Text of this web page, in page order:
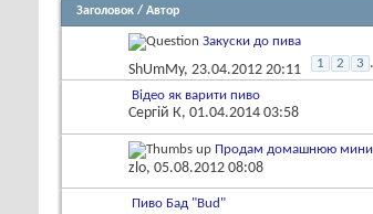
Заголовок / Автор
Закуски до пива
ShUmMy, 23.04.2012 20:11 1 2 3
Відео як варити пиво
Сергій К, 01.04.2014 03:58
Продам домашнюю мини-
zlo, 05.08.2012 08:08
Пиво Бад "Bud"